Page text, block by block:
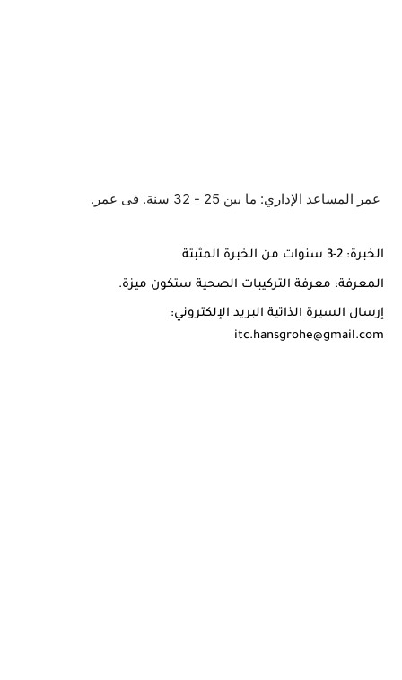
عمر المساعد الإداري: ما بين 25 - 32 سنة. فى عمر.
الخبرة: 2-3 سنوات من الخبرة المثبتة
المعرفة: معرفة التركيبات الصحية ستكون ميزة.
إرسال السيرة الذاتية البريد الإلكتروني:
itc.hansgrohe@gmail.com